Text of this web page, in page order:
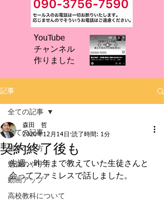
YouTube
チャンネル
​作りました
記事
全ての記事
指導の仕方
勉強のやり方
動画アップ
高校教科について
全ての記事
契約終了後も
森田 哲
2020年12月14日 読了時間: 1分
先週、昨年まで教えていた生徒さんと
会ってファミレスで話しました。